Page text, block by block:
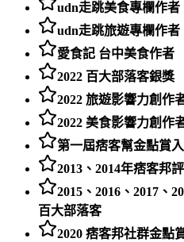
udn走跳美食專欄作者
udn走跳旅遊專欄作者
愛食記 台中美食作者
2022 百大部落客銀獎
2022 旅遊影響力創作
2022 美食影響力創作
第一屆痞客幫金點賞
2013、2014年痞客邦
2015、2016、2017、
百大部落客
2020 痞客邦社群金點